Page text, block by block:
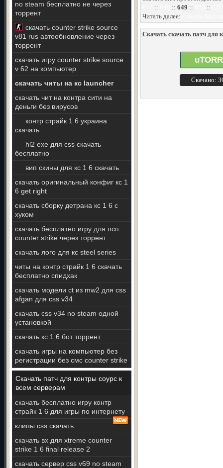
no steam бесплатно не через
торрент
скачать counter strike source
v81 rus автообновление через
торрент
скачать игру counter strike source
v 62 на компьютер
скачать читы на кс launcher
скачать чит на контра сити на
деньги без вирусов
контр страйк 1 6 украина
скачать
hl2 exe для css скачать
бесплатно
вип скины для кс 1 6 скачать
скачать оригинальный конфиг кс 1
6 get right
скачать сборку детрана кс 1 6 с
хуком
скачать бесплатно игру для псп
counter strike через торрент
скачать лого для кс steel series
читы на контр страйк 1 6 скачать
бесплатно спидхак
скачать модели ct из mw2 для css
afgan для css v34
скачать css v34 no steam одной
установкой
скачать кс 1 6 бот торрент
скачать игры на компьютер без
регистрации без смс counter strike
Скачать патч для контры соурс к
всем серверам
скачать бесплатно игру контр
страйк 1 6 для игры по интернету
клипы css скачать
скачать вх для xtreme counter
strike 1 6 final release 2
скачать сервер css v69 no steam
:: :: 649 :: ::
Читать далее:
Скачать скачать патч для
Скачано: